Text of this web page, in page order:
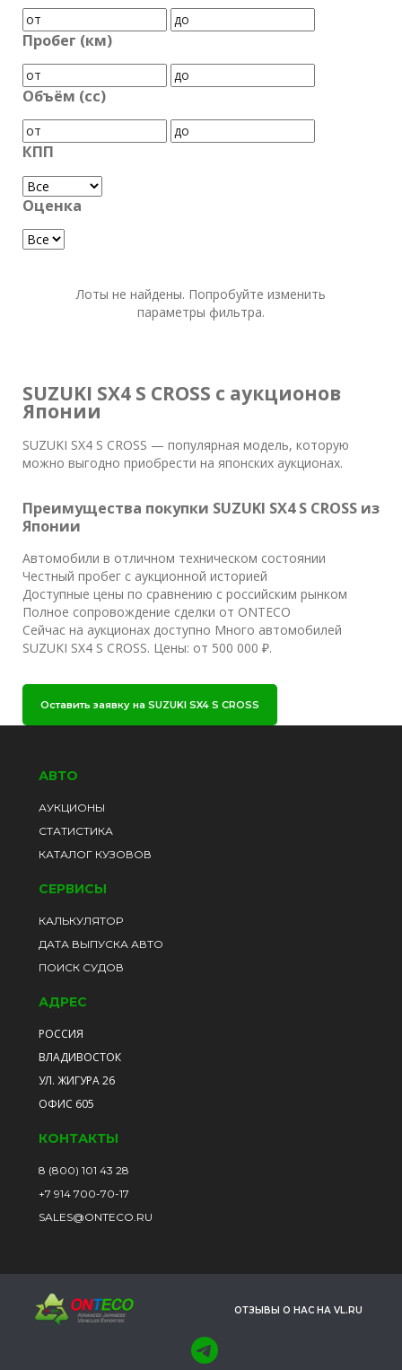
Пробег (км)
Объём (cc)
КПП
Оценка
Лоты не найдены. Попробуйте изменить
параметры фильтра.
SUZUKI SX4 S CROSS с аукционов
Японии
SUZUKI SX4 S CROSS — популярная модель, которую
можно выгодно приобрести на японских аукционах.
Преимущества покупки SUZUKI SX4 S CROSS из
Японии
Автомобили в отличном техническом состоянии
Честный пробег с аукционной историей
Доступные цены по сравнению с российским рынком
Полное сопровождение сделки от ONTECO
Сейчас на аукционах доступно Много автомобилей
SUZUKI SX4 S CROSS. Цены: от 500 000 ₽.
Оставить заявку на SUZUKI SX4 S CROSS
АВТО
АУКЦИОНЫ
СТАТИСТИКА
КАТАЛОГ КУЗОВОВ
СЕРВИСЫ
КАЛЬКУЛЯТОР
ДАТА ВЫПУСКА АВТО
ПОИСК СУДОВ
АДРЕС
РОССИЯ
ВЛАДИВОСТОК
УЛ. ЖИГУРА 26
ОФИС 605
КОНТАКТЫ
8 (800) 101 43 28
+7 914 700-70-17
SALES@ONTECO.RU
ОТЗЫВЫ О НАС НА VL.RU